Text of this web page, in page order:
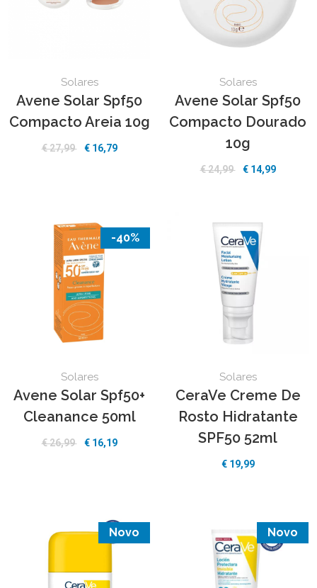
Solares
Avene Solar Spf50
Compacto Areia 10g
€ 27,99 € 16,79
Solares
Avene Solar Spf50
Compacto Dourado
10g
€ 24,99 € 14,99
-40%
Solares
Avene Solar Spf50+
Cleanance 50ml
€ 26,99 € 16,19
Solares
CeraVe Creme De
Rosto Hidratante
SPF50 52ml
€ 19,99
Novo Novo